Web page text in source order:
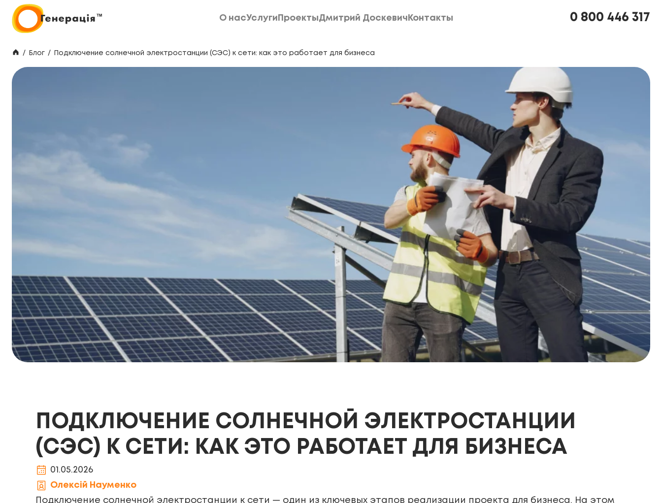
О насУслуги ПроектыДмитрий Доскевич Контакты
0 800 446 317
/ Блог / Подключение солнечной электростанции (СЭС) к сети: как это работает для бизнеса
ПОДКЛЮЧЕНИЕ СОЛНЕЧНОЙ ЭЛЕКТРОСТАНЦИИ
(СЭС) К СЕТИ: КАК ЭТО РАБОТАЕТ ДЛЯ БИЗНЕСА
01.05.2026
Олексій Науменко
Подключение солнечной электростанции к сети — один из ключевых этапов реализации проекта для бизнеса. На этом